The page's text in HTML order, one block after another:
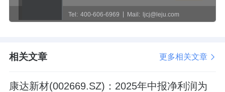
Tel: 400-606-6969 Mail: ljcj@leju.com
相关文章 更多相关文章
康达新材(002669.SZ)：2025年中报净利润为